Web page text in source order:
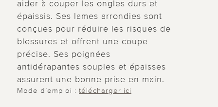
aider à couper les ongles durs et
épaissis. Ses lames arrondies sont
conçues pour réduire les risques de
blessures et offrent une coupe
précise. Ses poignées
antidérapantes souples et épaisses
assurent une bonne prise en main.
Mode d’emploi : télécharger ici